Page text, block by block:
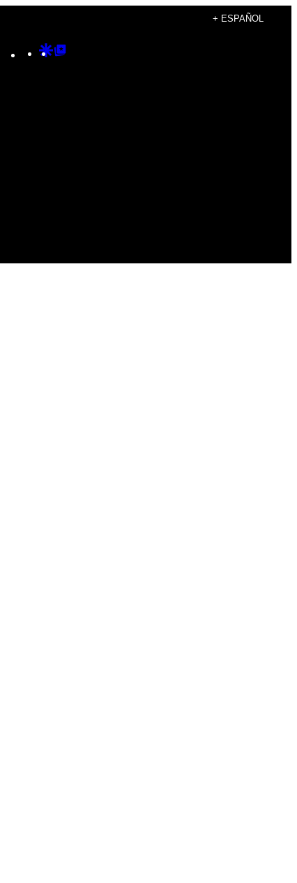
+ ESPAÑOL
Instagram
TikTokYouTube
Google